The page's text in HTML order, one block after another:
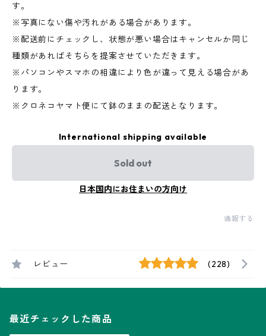
す。
※写真にない傷や汚れがある場合があります。
※配送前にチェックし、状態が悪い場合はキャンセルか同じ
種類があればそちらを提案させていただきます。
※パソコンやスマホの相違により色が違って見える場合があ
ります。
※クロネコヤマト便にて鉢のままの配送となります。
International shipping available
Sold out
日本国内にお住まいの方向け
通報する
レビュー (228)
最近チェックした商品